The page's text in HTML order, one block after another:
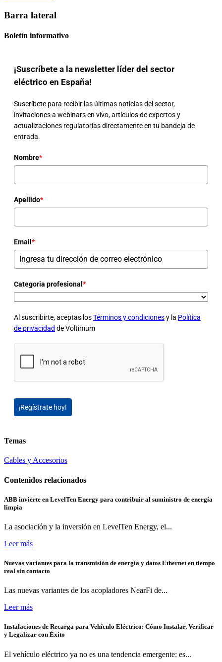
Barra lateral
Boletín informativo
¡Suscríbete a la newsletter líder del sector
eléctrico en España!
Suscríbete para recibir las últimas noticias del sector,
invitaciones a webinars en vivo, artículos de expertos y
actualizaciones regulatorias directamente en tu bandeja de
entrada.
Nombre*
Apellido*
Email *
Categoria profesional *
Al suscribirte, aceptas losTérminos y condicionesy la Política
de privacidad de Voltimum
¡Regístrate hoy!
Temas
Cables y Accesorios
Contenidos relacionados
ABB invierte en LevelTen Energy para contribuir al suministro de energía
limpia
La asociación y la inversión en LevelTen Energy, el...
Leer más
Nuevas variantes para la transmisión de energía y datos Ethernet en tiempo
real sin contacto
Las nuevas variantes de los acopladores NearFi de...
Leer más
Instalaciones de Recarga para Vehículo Eléctrico: Cómo Instalar, Verificar
y Legalizar con Éxito
El vehículo eléctrico ya no es una tendencia emergente: es...